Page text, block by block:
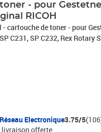
- pour
RICOH
cartouche de toner - pour
C231, SP C232, Rex Rotary
Réseau Electronique3.75/5
livraison offerte